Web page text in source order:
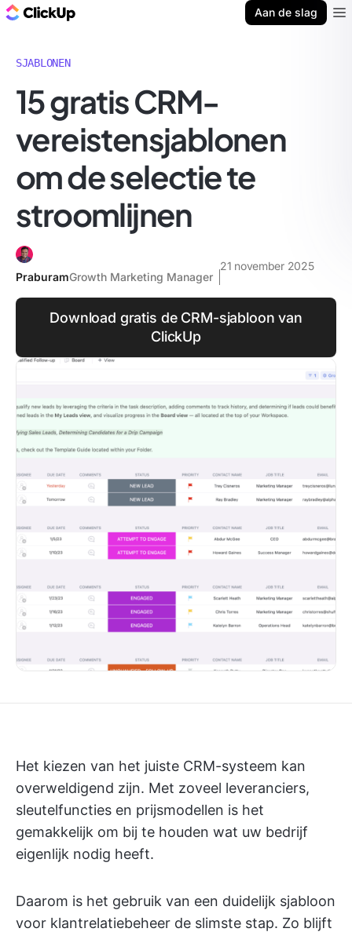
Aan de slag
SJABLONEN
15 gratis CRM-
vereistensjablonen
om de selectie te
stroomlijnen
PraburamGrowth Marketing Manager
21 november 2025
Download gratis de CRM-sjabloon van
ClickUp
Het kiezen van het juiste CRM-systeem kan
overweldigend zijn. Met zoveel leveranciers,
sleutelfuncties en prijsmodellen is het
gemakkelijk om bij te houden wat uw bedrijf
eigenlijk nodig heeft.
Daarom is het gebruik van een duidelijk sjabloon
voor klantrelatiebeheer de slimste stap. Zo blijft